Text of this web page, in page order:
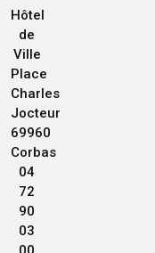
Hôtel
de
Ville
Place
Charles
Jocteur
69960
Corbas
04
72
90
03